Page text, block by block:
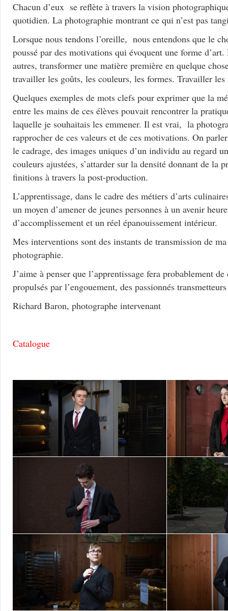
Chacun d’eux se reflète à travers la vision
quotidien. La photographie montrant ce qui n’est pas
Lorsque nous tendons l’oreille, nous entendons que le
poussé par des motivations qui évoquent une forme
autres, transformer une matière première en quelque
travailler les goûts, les couleurs, les formes. Travailler
Quelques exemples de mots clefs pour exprimer que la
entre les mains de ces élèves pouvait rencontrer la
laquelle je souhaitais les emmener. Il est vrai, la
rapprocher de ces valeurs et de ces motivations. On
le cadrage, des images uniques d’un individu au regard
couleurs ajustées, s’attarder sur la densité donnant de la
finitions à travers la post-production.
L’apprentissage, dans le cadre des métiers d’arts
un moyen d’amener de jeunes personnes à un avenir
d’accomplissement et un réel épanouissement intérieur.
Mes interventions sont des instants de transmission de
photographie.
J’aime à penser que l’apprentissage fera probablement de
propulsés par l’engouement, des passionnés
Richard Baron, photographe intervenant
Catalogue